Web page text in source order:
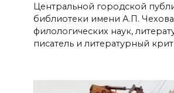
Центральной городской
библиотеки имени А.П.
филологических наук,
писатель и литературный